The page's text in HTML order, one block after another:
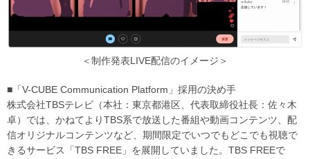
＜制作発表LIVE配信のイメージ＞
■「V-CUBE Communication Platform」採用の決め手
株式会社TBSテレビ（本社：東京都港区、代表取締役社長：佐々木
卓）では、かねてよりTBS系で放送した番組や動画コンテンツ、配
信オリジナルコンテンツなど、期間限定でいつでもどこでも視聴で
きるサービス「TBS FREE」を展開していました。TBS FREEで